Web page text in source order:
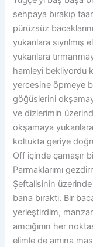
sehpaya bırakıp
pürüzsüz
yukarılara
yukarılara
hamleyi bekliyordu
yercesine öpmeye
göğüslerini
ve dizlerimin
okşamaya
koltukta geriye
Off içinde çamaşır
Parmaklarımı
Şeftalisinin
bana bıraktı. Bir
yerleştirdim,
amcığının her
elimle de amına